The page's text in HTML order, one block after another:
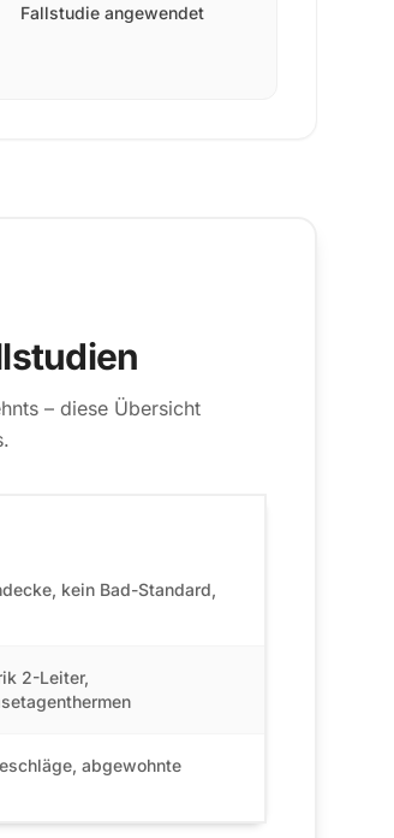
Fallstudie angewendet
– diese Übersicht
kein Bad-Standard,
2-Leiter,
abgewohnte